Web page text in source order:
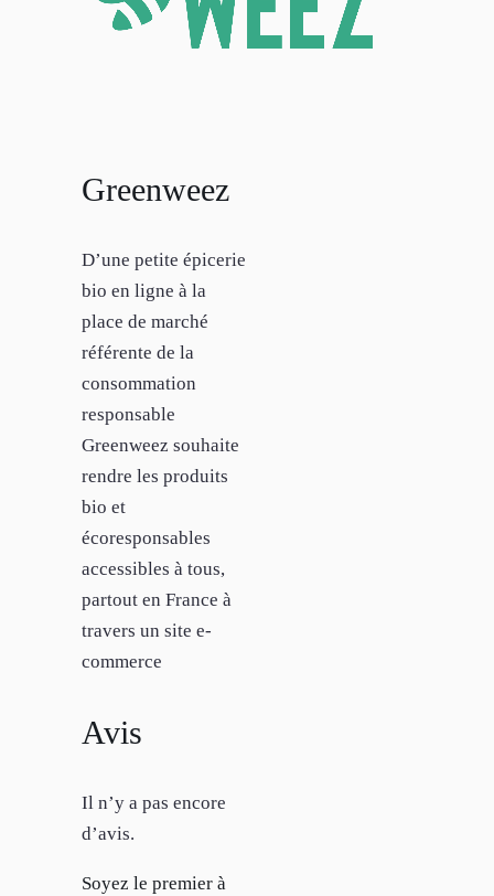
Greenweez
D’une petite épicerie
bio en ligne à la
place de marché
référente de la
consommation
responsable
Greenweez souhaite
rendre les produits
bio et
écoresponsables
accessibles à tous,
partout en France à
travers un site e-
commerce
Avis
Il n’y a pas encore
d’avis.
Soyez le premier à